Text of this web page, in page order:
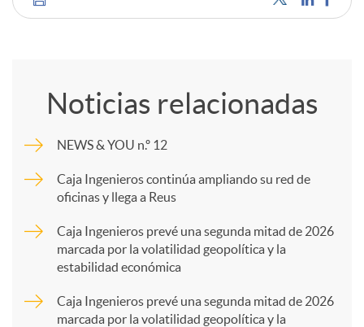
C
p
a
Noticias relacionadas
NEWS & YOU n.º 12
Caja Ingenieros continúa ampliando su red de
oficinas y llega a Reus
Caja Ingenieros prevé una segunda mitad de 2026
marcada por la volatilidad geopolítica y la
estabilidad económica
Caja Ingenieros prevé una segunda mitad de 2026
marcada por la volatilidad geopolítica y la